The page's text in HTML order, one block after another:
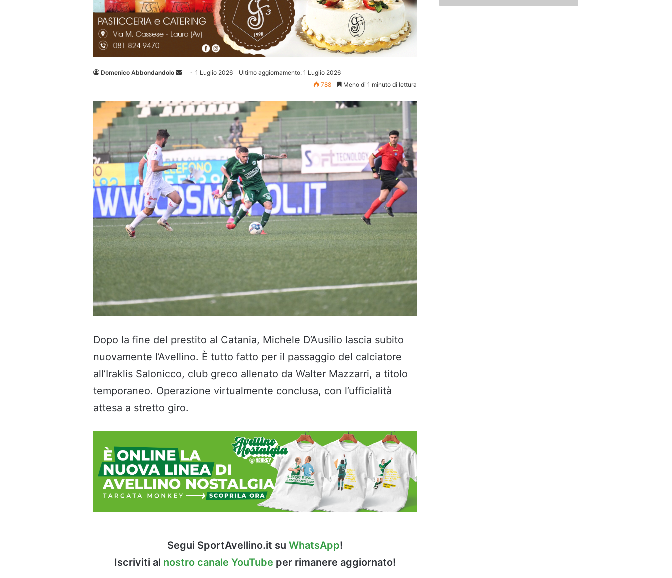
Domenico Abbondandolo
Invia 1 Luglio 2026
Ultimo aggiornamento: 1 Luglio 2026
788
Meno di 1 minuto di lettura
Dopo la fine del prestito al Catania, Michele D’Ausilio lascia subito
nuovamente l’Avellino. È tutto fatto per il passaggio del calciatore
all’Iraklis Salonicco, club greco allenato da Walter Mazzarri, a titolo
temporaneo. Operazione virtualmente conclusa, con l’ufficialità
attesa a stretto giro.
Segui SportAvellino.it su WhatsApp!
Iscriviti al nostro canale YouTube per rimanere aggiornato!